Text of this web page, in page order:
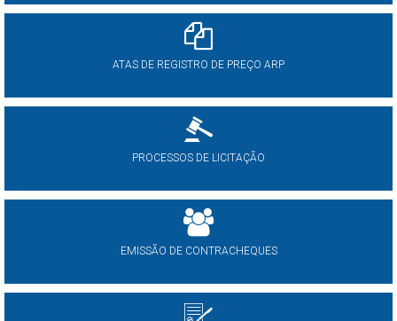
ATAS DE REGISTRO DE PREÇO ARP
PROCESSOS DE LICITAÇÃO
EMISSÃO DE CONTRACHEQUES